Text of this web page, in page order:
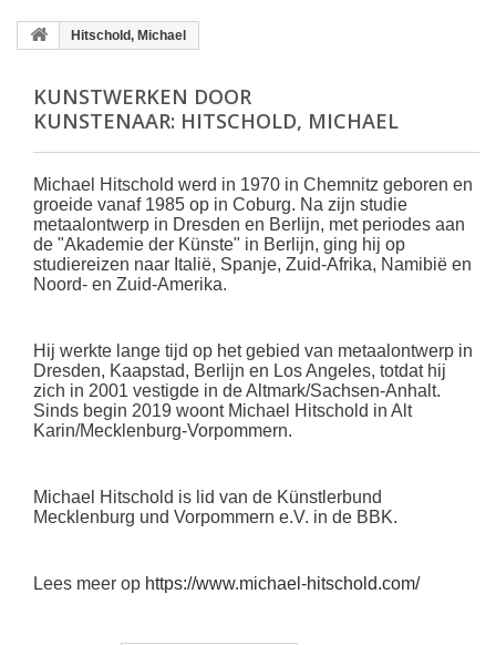
Hitschold, Michael
KUNSTWERKEN DOOR
KUNSTENAAR: HITSCHOLD, MICHAEL
Michael Hitschold werd in 1970 in Chemnitz geboren en
groeide vanaf 1985 op in Coburg. Na zijn studie
metaalontwerp in Dresden en Berlijn, met periodes aan
de "Akademie der Künste" in Berlijn, ging hij op
studiereizen naar Italië, Spanje, Zuid-Afrika, Namibië en
Noord- en Zuid-Amerika.
Hij werkte lange tijd op het gebied van metaalontwerp in
Dresden, Kaapstad, Berlijn en Los Angeles, totdat hij
zich in 2001 vestigde in de Altmark/Sachsen-Anhalt.
Sinds begin 2019 woont Michael Hitschold in Alt
Karin/Mecklenburg-Vorpommern.
Michael Hitschold is lid van de Künstlerbund
Mecklenburg und Vorpommern e.V. in de BBK.
Lees meer op https://www.michael-hitschold.com/